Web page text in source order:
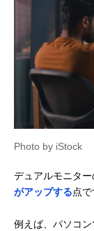
Photo by iStock
デュアルモニター
がアップする点で
例えば、パソコ